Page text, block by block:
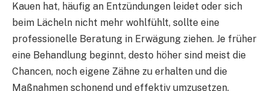
Kauen hat, häufig an Entzündungen leidet oder sich
beim Lächeln nicht mehr wohlfühlt, sollte eine
professionelle Beratung in Erwägung ziehen. Je früher
eine Behandlung beginnt, desto höher sind meist die
Chancen, noch eigene Zähne zu erhalten und die
Maßnahmen schonend und effektiv umzusetzen.